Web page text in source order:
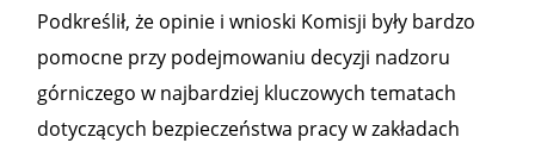
Podkreślił, że opinie i wnioski Komisji były bardzo
pomocne przy podejmowaniu decyzji nadzoru
górniczego w najbardziej kluczowych tematach
dotyczących bezpieczeństwa pracy w zakładach